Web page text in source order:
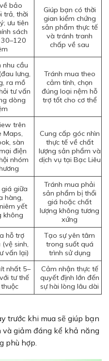
bảo
trả, thời
ưu tiên
sách
Giúp bạn có thời
gian kiểm chứng
sản phẩm thực tế
và tránh tranh
chấp về sau
nhu cầu
lưng,
ra mồ
tư vấn
dòng
Tránh mua theo
cảm tính, chọn
đúng loại nệm hỗ
trợ tốt cho cơ thể
trên
Maps,
sàn
điện
nhóm
Cung cấp góc nhìn
thực tế về chất
lượng sản phẩm và
dịch vụ tại Bạc Liêu
giữa
hàng,
yết
không
Tránh mua phải
sản phẩm bị thổi
giá hoặc chất
lượng không tương
xứng
hỗ trợ
sinh,
vấn lại)
Tạo sự yên tâm
trong suốt quá
trình sử dụng
nhất 5–
tư thế
Cảm nhận thực tế
quyết định lớn đến
sự hài lòng lâu dài
trước khi mua sẽ giúp bạn
giảm đáng kể khả năng
phù hợp.